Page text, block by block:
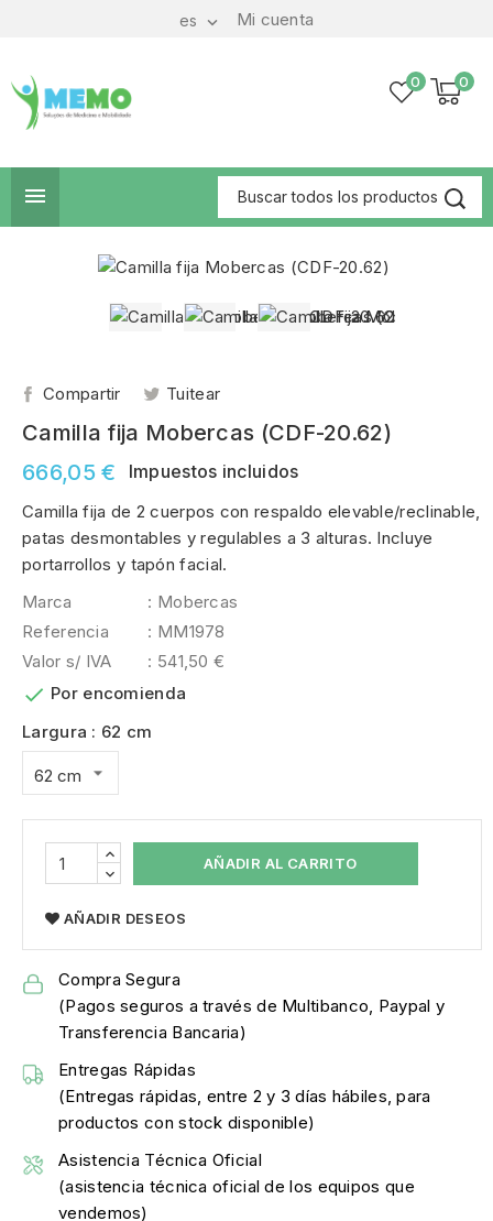
Mi cuenta
es 
0
0

Compartir Tuitear
Camilla fija Mobercas (CDF-20.62)
666,05 €
Impuestos incluidos
Camilla fija de 2 cuerpos con respaldo elevable/reclinable,
patas desmontables y regulables a 3 alturas. Incluye
portarrollos y tapón facial.
Marca
: Mobercas
Referencia
: MM1978
Valor s/ IVA
: 541,50 €
 Por encomienda
Largura : 62 cm
AÑADIR AL CARRITO
AÑADIR DESEOS
Compra Segura
(Pagos seguros a través de Multibanco, Paypal y
Transferencia Bancaria)
Entregas Rápidas
(Entregas rápidas, entre 2 y 3 días hábiles, para
productos con stock disponible)
Asistencia Técnica Oficial
(asistencia técnica oficial de los equipos que
vendemos)